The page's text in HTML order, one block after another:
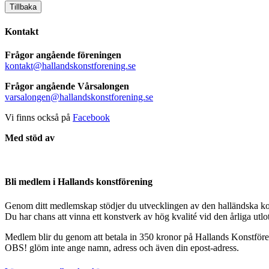
Tillbaka
Kontakt
Frågor angående föreningen
kontakt@hallandskonstforening.se
Frågor angående Vårsalongen
varsalongen@hallandskonstforening.se
Vi finns också på Facebook
Med stöd av
Bli medlem i Hallands konstförening
Genom ditt medlemskap stödjer du utvecklingen av den halländska
Du har chans att vinna ett konstverk av hög kvalité vid den årliga
Medlem blir du genom att betala in 350 kronor på Hallands
OBS! glöm inte ange namn, adress och även din epost-adress.